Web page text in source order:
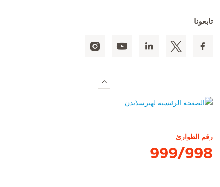
تابعونا
رقم الطوارئ
999/998